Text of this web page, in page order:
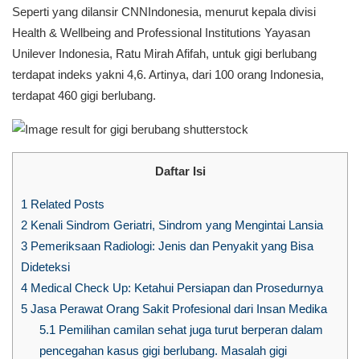
Seperti yang dilansir CNNIndonesia, menurut kepala divisi
Health & Wellbeing and Professional Institutions Yayasan
Unilever Indonesia, Ratu Mirah Afifah, untuk gigi berlubang
terdapat indeks yakni 4,6. Artinya, dari 100 orang Indonesia,
terdapat 460 gigi berlubang.
Daftar Isi
1 Related Posts
2 Kenali Sindrom Geriatri, Sindrom yang Mengintai Lansia
3 Pemeriksaan Radiologi: Jenis dan Penyakit yang Bisa
Dideteksi
4 Medical Check Up: Ketahui Persiapan dan Prosedurnya
5 Jasa Perawat Orang Sakit Profesional dari Insan Medika
5.1 Pemilihan camilan sehat juga turut berperan dalam
pencegahan kasus gigi berlubang. Masalah gigi